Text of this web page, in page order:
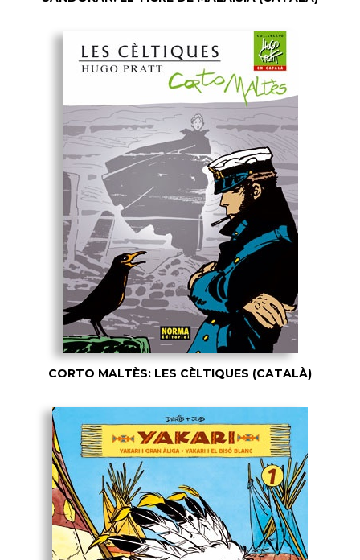
CORTO MALTÈS: LES CÈLTIQUES (CATALÀ)